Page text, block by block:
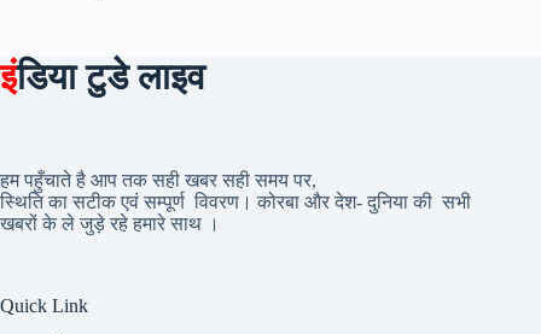
इंडिया टुडे लाइव
हम पहुँचाते है आप तक सही खबर सही समय पर,
स्थिति का सटीक एवं सम्पूर्ण विवरण। कोरबा और देश- दुनिया की सभी
खबरों के ले जुड़े रहे हमारे साथ ।
Quick Link